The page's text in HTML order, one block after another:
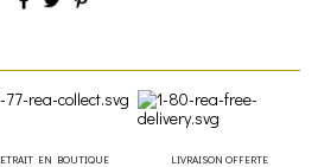
EN BOUTIQUE
LIVRAISON OFFERTE